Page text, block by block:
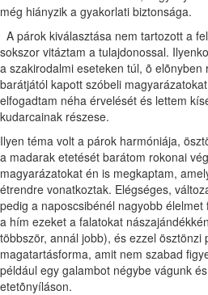
még hiányzik a gyakorlati biztonsága.
A párok kiválasztása nem tartozott a
sokszor vitáztam a tulajdonossal.
a szakirodalmi eseteken túl, õ
barátjától kapott szóbeli
elfogadtam néha érvelését és lettem
kudarcainak részese.
Ilyen téma volt a párok harmóniája,
a madarak etetését barátom rokonai
magyarázatokat én is megkaptam,
étrendre vonatkoztak. Elégséges,
pedig a naposcsibénél nagyobb
a hím ezeket a falatokat
többször, annál jobb), és ezzel ösztönzi
magatartásforma, amit nem szabad
például egy galambot négybe vágunk
etetõnyíláson.